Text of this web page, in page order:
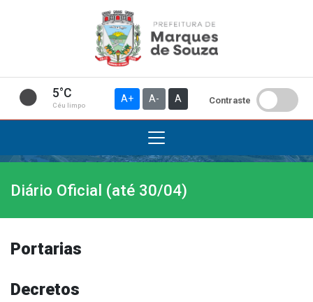
5°C
Céu limpo
A+ A- A Contraste
Institucional
A Prefeitura
Gabinete do Prefeito
História do Município
Diário Oficial (até 30/04)
Portarias
Decretos